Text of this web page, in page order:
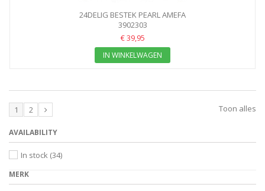
24DELIG BESTEK PEARL AMEFA
3902303
€ 39,95
IN WINKELWAGEN
Toon alles
1 2
AVAILABILITY
In stock (34)
MERK